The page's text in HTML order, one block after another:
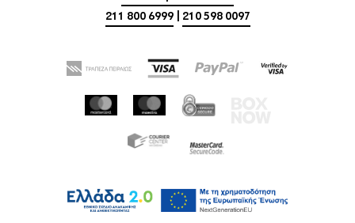
211 800 6999
210 598 0097